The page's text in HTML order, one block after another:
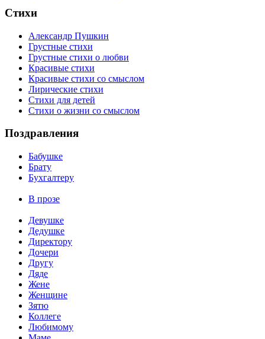
Стихи
Александр Пушкин
Грустные стихи
Грустные стихи о любви
Красивые стихи
Красивые стихи со смыслом
Лирические стихи
Стихи для детей
Стихи о жизни со смыслом
Поздравления
Бабушке
Брату
Бухгалтеру
В прозе
Девушке
Дедушке
Директору
Дочери
Другу
Дяде
Жене
Женщине
Зятю
Коллеге
Любимому